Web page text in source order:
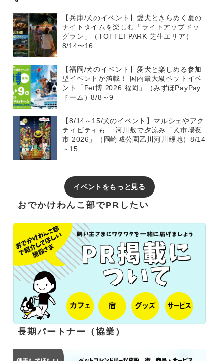
【兵庫/犬のイベント】愛犬ときらめく夏の
ナイトタイムを楽しむ「ライトアップドッ
グラン」（TOTTEI PARK 芝生エリア）
8/14〜16
【福岡/犬のイベント】愛犬と楽しめる参加
型イベントが満載！ 国内最大級ペットイベ
ント「Pet博 2026 福岡」（みずほPayPay
ドーム）8/8～9
【8/14～15/犬のイベント】マルシェやアク
ティビティも！ 河川敷で夕涼み「犬市場夜
市 2026」（岡崎城公園乙川河川緑地）8/14
～15
イベントをもっと見る
おでかけわんこ部でPRしたい
長期パートナー（協業）